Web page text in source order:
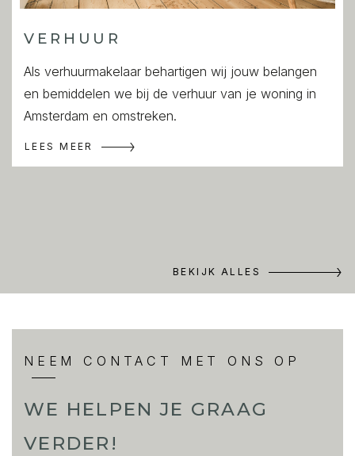
VERHUUR
Als verhuurmakelaar behartigen wij jouw belangen
en bemiddelen we bij de verhuur van je woning in
Amsterdam en omstreken.
LEES MEER
BEKIJK ALLES
NEEM CONTACT MET ONS OP
WE HELPEN JE GRAAG
VERDER!